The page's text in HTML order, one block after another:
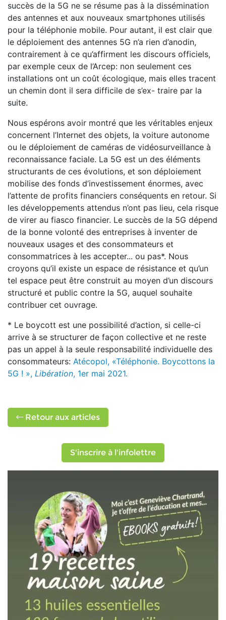
succès de la 5G ne se résume pas à la dissémination
des antennes et aux nouveaux smartphones utilisés
pour la téléphonie mobile. Pour autant, il est clair que
le déploiement des antennes 5G n’a rien d’anodin,
contrairement à ce qu’affirment les discours officiels,
par exemple ceux de l’Arcep: non seulement ces
installations ont un coût écologique, mais elles tracent
un chemin dont il sera difficile de s’ex- traire par la
suite.
Nous espérons avoir montré que les véritables enjeux
concernent l’Internet des objets, la voiture autonome
ou le déploiement de caméras de vidéosurveillance à
reconnaissance faciale. La 5G est un des éléments
structurants de ces évolutions, et son déploiement
mobilise des fonds d’investissement énormes, avec
l’attente de profits financiers conséquents en retour. Si
les développements attendus n’ont pas lieu, cela risque
de virer au fiasco financier. Le succès de la 5G dépend
de la bonne volonté des entreprises à inventer de
nouveaux usages et des consommateurs et
consommatrices à les accepter... ou pas*. Nous
croyons qu’il existe un espace de résistance et qu’un
tel espace peut être construit au moyen d’un discours
structuré et public contre la 5G, auquel souhaite
contribuer cet ouvrage.
* Le boycott est une possibilité d’action, si celle-ci
arrive à se structurer de façon collective et ne reste
pas un appel à la seule responsabilité individuelle des
consommateurs: Atécopol, «Téléphonie. Boycottons la
5G ! », Libération, 1er mai 2021.
Retour aux articles
S'inscrire à l'infolettre